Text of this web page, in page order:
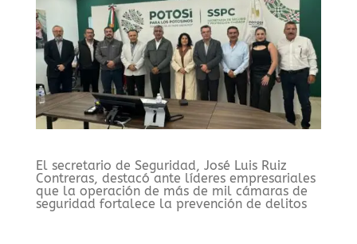
El secretario de Seguridad, José Luis Ruiz
Contreras, destacó ante líderes empresariales
que la operación de más de mil cámaras de
seguridad fortalece la prevención de delitos